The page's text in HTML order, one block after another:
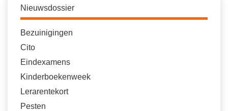
Nieuwsdossier
Bezuinigingen
Cito
Eindexamens
Kinderboekenweek
Lerarentekort
Pesten